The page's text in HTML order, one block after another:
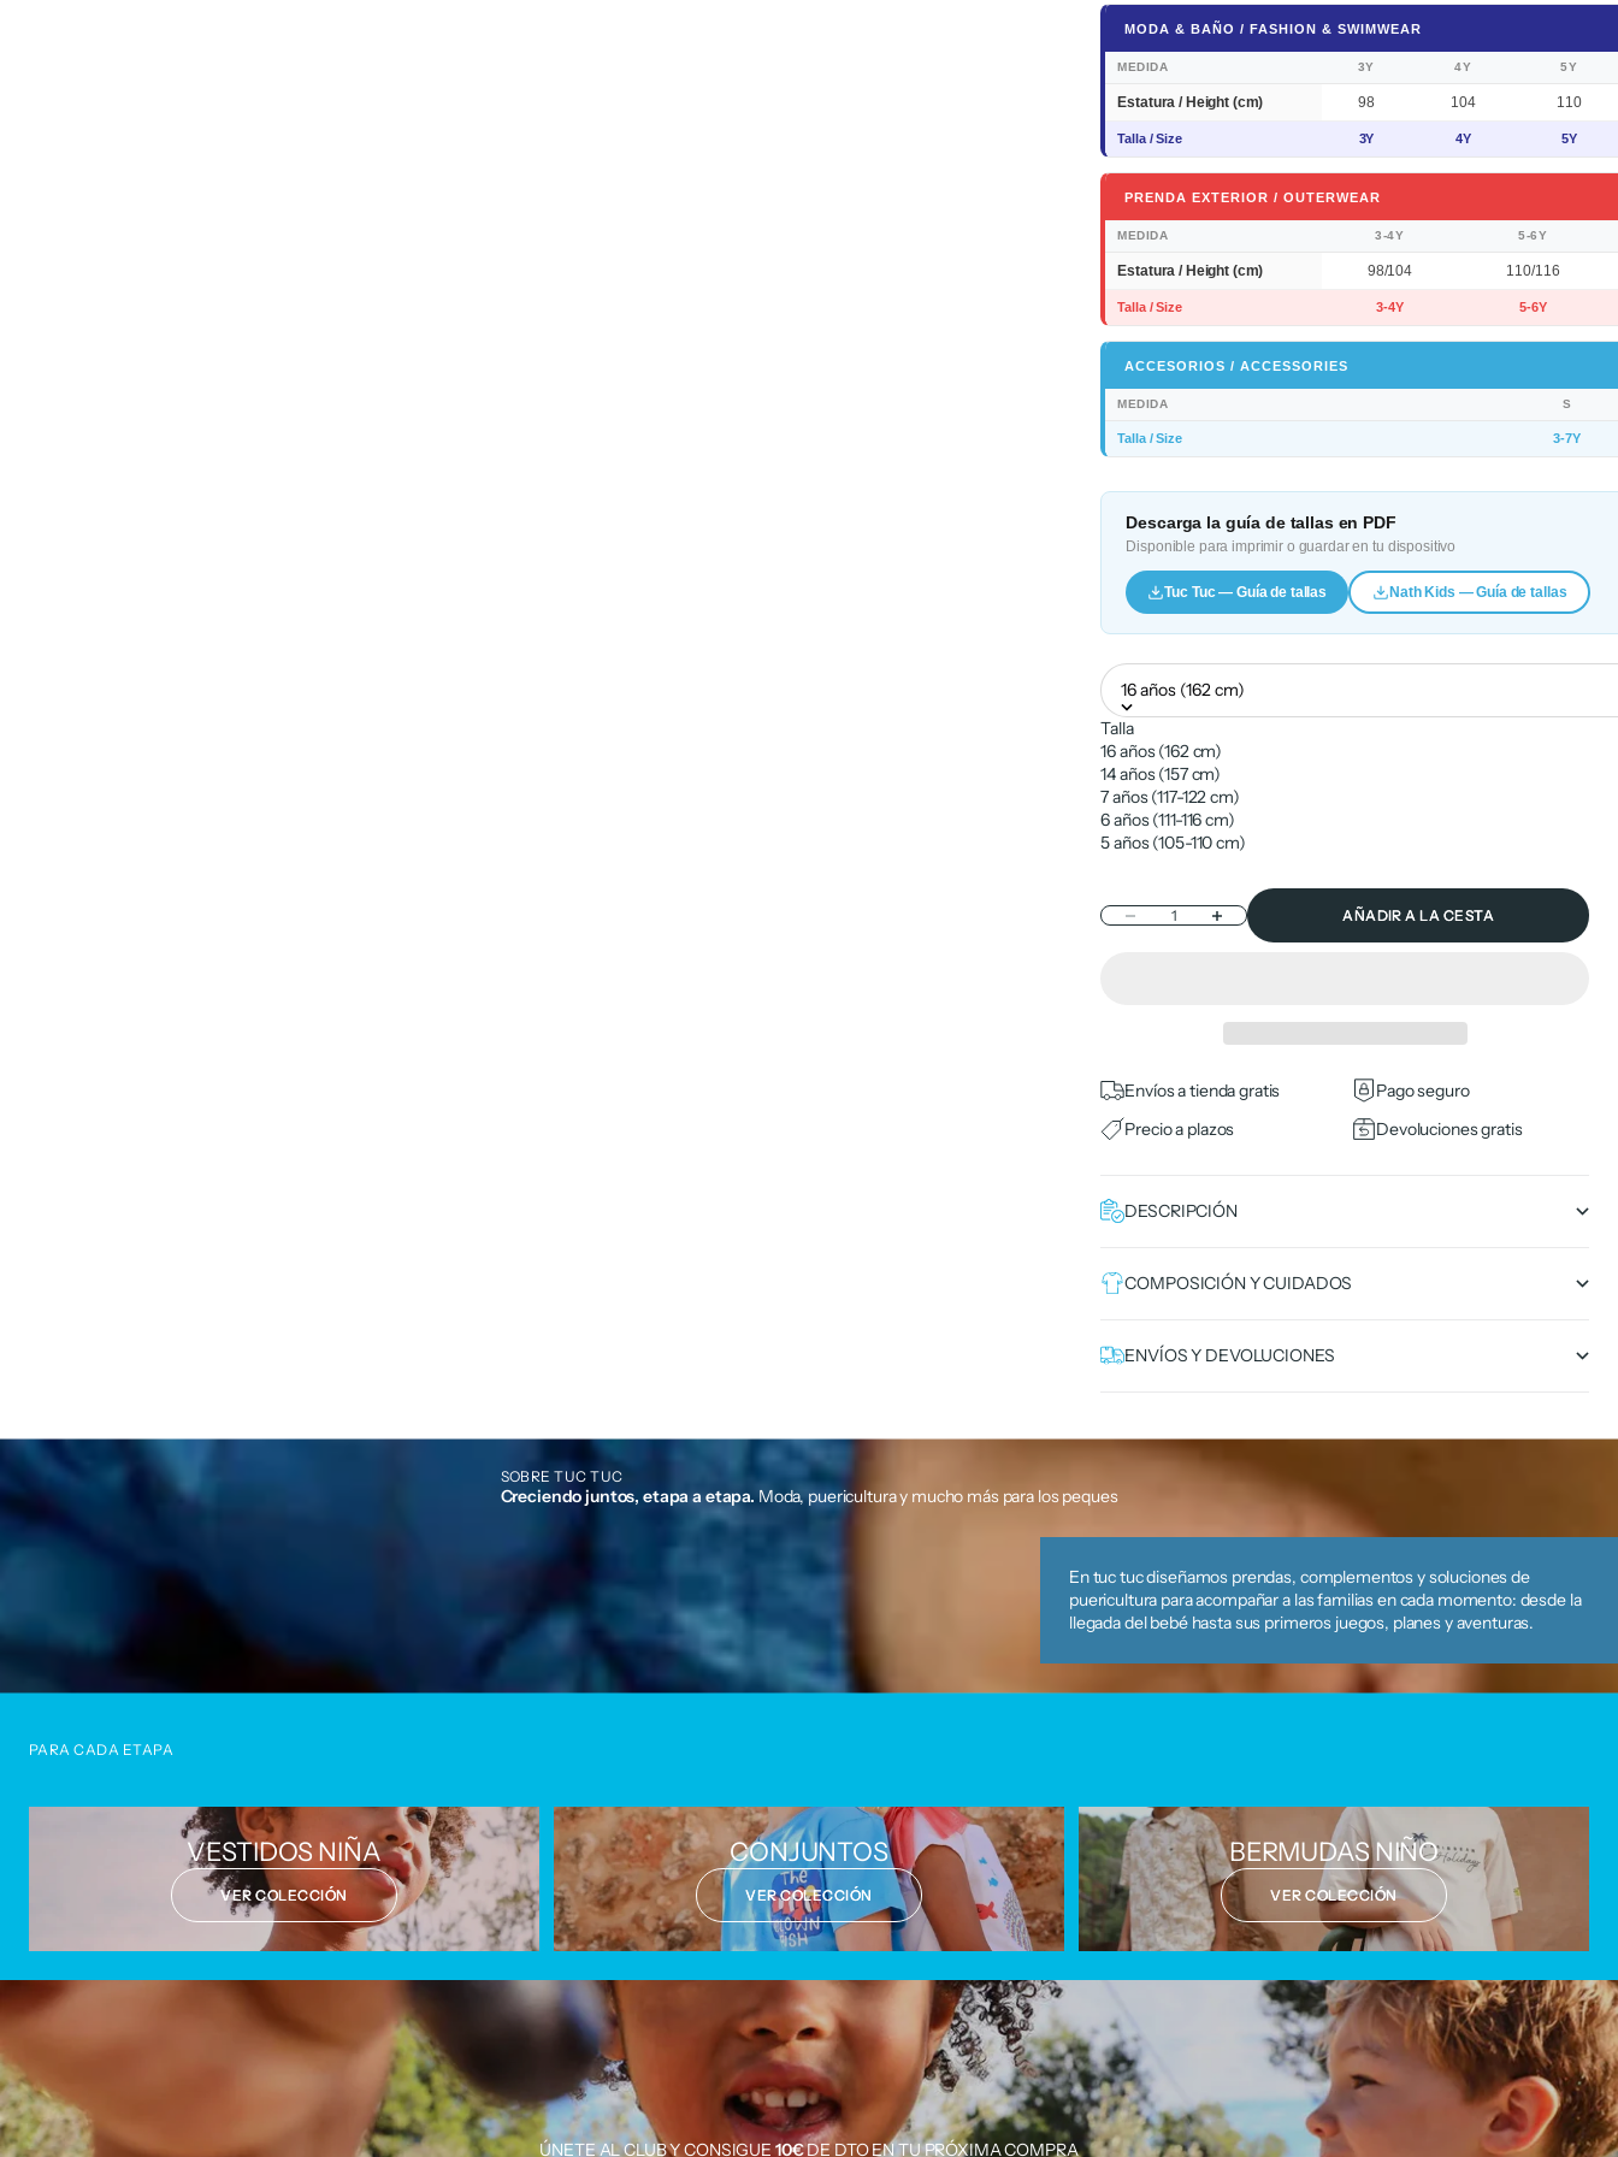
MODA & BAÑO / FASHION & SWIMWEAR
MEDIDA 3Y 4Y 5Y
Estatura / Height (cm) 98 104 110
Talla / Size 3Y 4Y 5Y
PRENDA EXTERIOR / OUTERWEAR
MEDIDA 3-4Y 5-6Y
Estatura / Height (cm) 98/104 110/116
Talla / Size 3-4Y 5-6Y
ACCESORIOS / ACCESSORIES
MEDIDA S
Talla / Size 3-7Y
Descarga la guía de tallas en PDF
Disponible para imprimir o guardar en tu dispositivo
Tuc Tuc — Guía de tallas Nath Kids — Guía de tallas
16 años (162 cm)
Talla
16 años (162 cm)
14 años (157 cm)
7 años (117-122 cm)
6 años (111-116 cm)
5 años (105-110 cm)
Reducir cantidadAumentar cantidad AÑADIR A LA CESTA
Envíos a tienda gratis
Pago seguro
Precio a plazos
Devoluciones gratis
DESCRIPCIÓN
COMPOSICIÓN Y CUIDADOS
ENVÍOS Y DEVOLUCIONES
SOBRE TUC TUC
Creciendo juntos, etapa a etapa. Moda, puericultura y mucho más para los peques
En tuc tuc diseñamos prendas, complementos y soluciones de
puericultura para acompañar a las familias en cada momento: desde la
llegada del bebé hasta sus primeros juegos, planes y aventuras.
PARA CADA ETAPA
VESTIDOS NIÑA
VER COLECCIÓN
CONJUNTOS
VER COLECCIÓN
BERMUDAS NIÑO
VER COLECCIÓN
ÚNETE AL CLUB Y CONSIGUE 10€DE DTO EN TU PRÓXIMA COMPRA